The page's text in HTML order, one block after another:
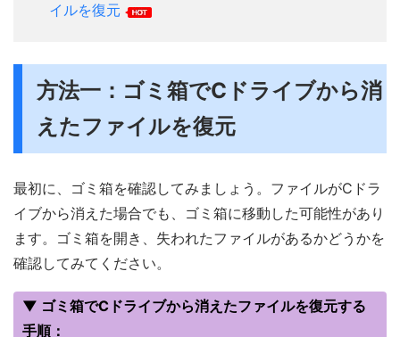
イルを復元
方法一：ゴミ箱でCドライブから消
えたファイルを復元
最初に、ゴミ箱を確認してみましょう。ファイルがCドラ
イブから消えた場合でも、ゴミ箱に移動した可能性があり
ます。ゴミ箱を開き、失われたファイルがあるかどうかを
確認してみてください。
▼ ゴミ箱でCドライブから消えたファイルを復元する
手順：